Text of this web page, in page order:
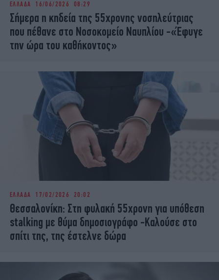
iBOOKS
OSCARS
THE OCEAN
MEDIA
ELAMEFORA
ΕΛΛΑΔΑ 16/06/2026 08:29
Σήμερα η κηδεία της 55χρονης νοσηλεύτριας
που πέθανε στο Νοσοκομείο Ναυπλίου -«Έφυγε
την ώρα του καθήκοντος»
ΕΛΛΑΔΑ 17/02/2026 20:02
Θεσσαλονίκη: Στη φυλακή 55χρονη για υπόθεση
stalking με θύμα δημοσιογράφο -Καλούσε στο
σπίτι της, της έστελνε δώρα